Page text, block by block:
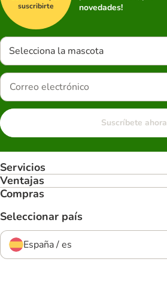
suscribirte
novedades!
Selecciona la mascota
Suscríbete ahora
Servicios
Ventajas
Compras
Seleccionar país
España / es